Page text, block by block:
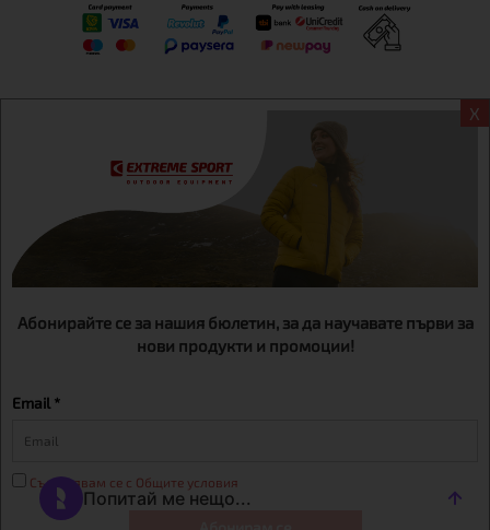
X
Абонирайте се за нашия бюлетин, за да научавате първи за
нови продукти и промоции!
Email *
Съгласявам се с Общите условия
Екстрем спорт ЕООД, BG131452613, административен адрес
гр. София, Овча купел, ул.692, №12, офис 1, магазини
гр.София,бул. Дондуков 42, тел.:+359 895461012